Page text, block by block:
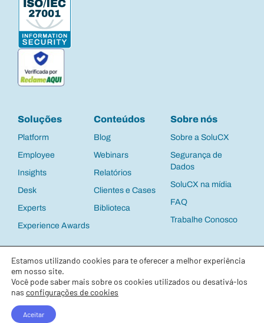
Soluções
Platform
Employee
Insights
Desk
Experts
Experience Awards
Conteúdos
Blog
Webinars
Relatórios
Clientes e Cases
Biblioteca
Sobre nós
Sobre a SoluCX
Segurança de
Dados
SoluCX na mídia
FAQ
Trabalhe Conosco
2025 SoluCX | CNPJ: 13.537.122/0001-63 |
Todos os direitos reservados
Net Promoter, Net Promoter System, Net Promoter Score, NPS and the NPS-
related emoticons are registered trademarks of Bain & Company, Inc., Fred
Reichheld and Satmetrix Systems, Inc.
Estamos utilizando cookies para te oferecer a melhor experiência
em nosso site.
Você pode saber mais sobre os cookies utilizados ou desativá-los
nas configurações de cookies
Aceitar